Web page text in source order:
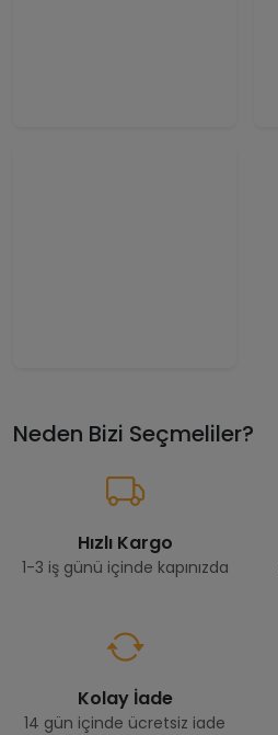
Neden Bizi Seçmeliler?
Hızlı Kargo
1-3 iş günü içinde kapınızda
Kolay İade
14 gün içinde ücretsiz iade